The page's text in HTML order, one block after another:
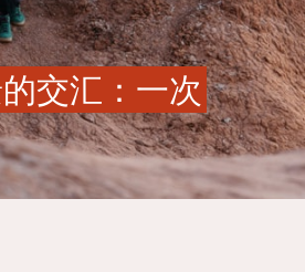
交汇：一次